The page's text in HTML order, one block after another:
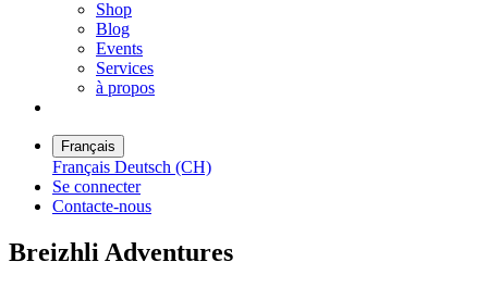
Shop
Blog
Events
Services
à propos
Français
Français Deutsch (CH)
Se connecter
Contacte-nous
Breizhli Adventures